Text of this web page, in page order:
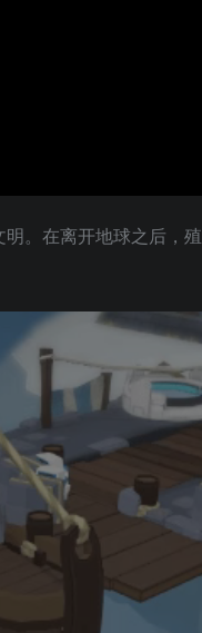
。在离开地球之后，